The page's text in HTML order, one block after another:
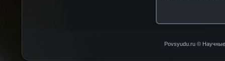
Povsyudu.ru © Научные